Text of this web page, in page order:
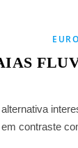
contraste